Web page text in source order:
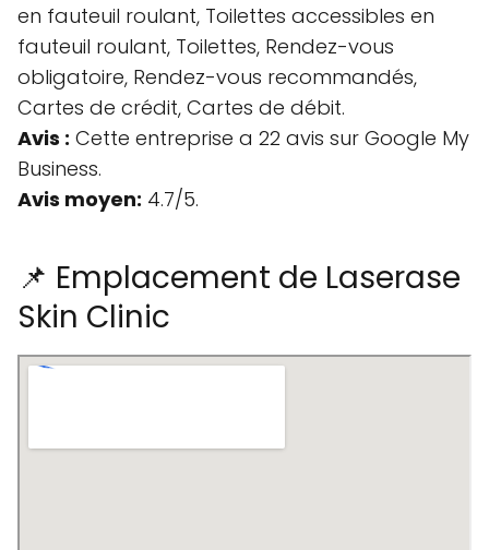
en fauteuil roulant, Toilettes accessibles en
fauteuil roulant, Toilettes, Rendez-vous
obligatoire, Rendez-vous recommandés,
Cartes de crédit, Cartes de débit.
Avis : Cette entreprise a 22 avis sur Google My
Business.
Avis moyen: 4.7/5.
📌 Emplacement de Laserase
Skin Clinic